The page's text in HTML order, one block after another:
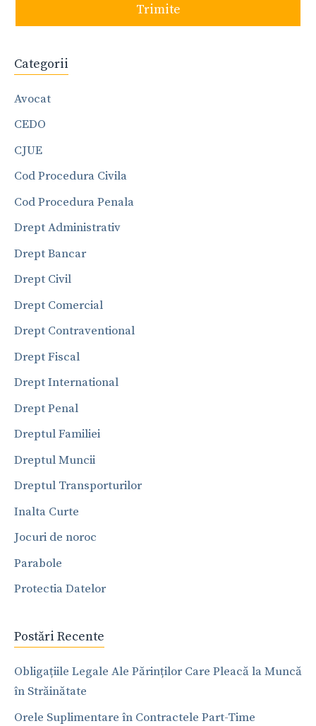
Trimite
Categorii
Avocat
CEDO
CJUE
Cod Procedura Civila
Cod Procedura Penala
Drept Administrativ
Drept Bancar
Drept Civil
Drept Comercial
Drept Contraventional
Drept Fiscal
Drept International
Drept Penal
Dreptul Familiei
Dreptul Muncii
Dreptul Transporturilor
Inalta Curte
Jocuri de noroc
Parabole
Protectia Datelor
Postări Recente
Obligațiile Legale Ale Părinților Care Pleacă la Muncă
în Străinătate
Orele Suplimentare în Contractele Part-Time